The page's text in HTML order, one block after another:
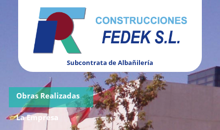
Subcontrata de Albañilería
Obras Realizadas
La Empresa